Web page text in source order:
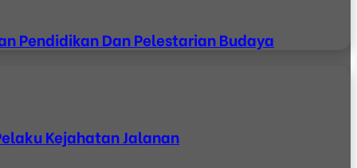
Pendidikan Dan Pelestarian Budaya
Kejahatan Jalanan